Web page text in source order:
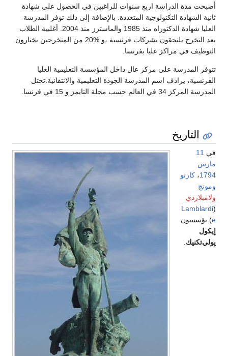
أصبحت مدة الدراسة اربع سنوات للراغبين في الحصول على شهادة
ثانية الشهادة التكنولوجية المتعددة. بالإضافة إلى ذلك توفر المدرسة
العليا شهادة الدكتوراه منذ 1985 والماسترز منذ 2004. أغلبية الطلاب
بعد التخرج يلتحقون بشركات فرنسية ،و %20 من المتخرجين يختارون
التوظيف في مراكز عليا بفرنسا.
تتوفر المدرسة على مركز عال داخل المؤسسة التعليمية العليا
الفرنسية، يرادف اسم المدرسة الجودة التعليمية والانتقائية.تحتل
المدرسة المركز 34 في العالم حسب مجلة التايمز و 15 في فرنسا.
التاريخ
في 11
مارس
1794، كارنو
ومونج
ولامبلاردي
(
Lamblardi
e) يؤسسون
إيكول
پولي‌تكنيك.